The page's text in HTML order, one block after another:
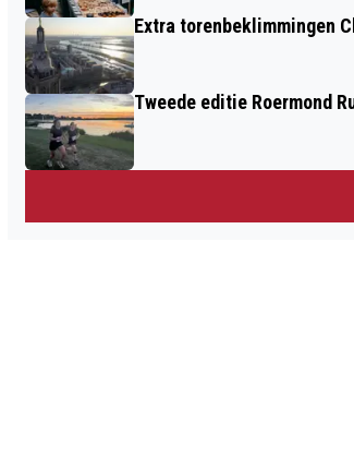
Extra torenbeklimmingen
Tweede editie Roermond